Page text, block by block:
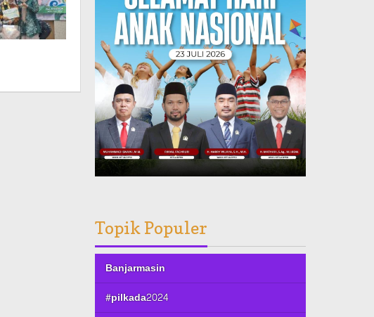
Topik Populer
Banjarmasin
#pilkada2024